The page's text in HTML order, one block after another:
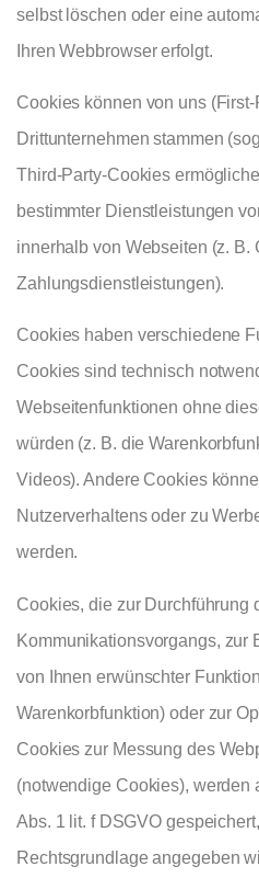
selbst löschen oder eine
Ihren Webbrowser erfolgt.
Cookies können von uns
Drittunternehmen stammen
Third-Party-Cookies
bestimmter Dienstleistungen
innerhalb von Webseiten (z. B.
Zahlungsdienstleistungen).
Cookies haben verschiedene
Cookies sind technisch
Webseitenfunktionen ohne
würden (z. B. die
Videos). Andere Cookies
Nutzerverhaltens oder zu
werden.
Cookies, die zur Durchführung
Kommunikationsvorgangs, zur
von Ihnen erwünschter
Warenkorbfunktion) oder zur
Cookies zur Messung des
(notwendige Cookies), werden
Abs. 1 lit. f DSGVO
Rechtsgrundlage angegeben